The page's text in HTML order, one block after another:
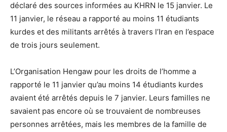
déclaré des sources informées au KHRN le 15 janvier. Le
11 janvier, le réseau a rapporté au moins 11 étudiants
kurdes et des militants arrêtés à travers l’Iran en l’espace
de trois jours seulement.
L’Organisation Hengaw pour les droits de l’homme a
rapporté le 11 janvier qu’au moins 14 étudiants kurdes
avaient été arrêtés depuis le 7 janvier. Leurs familles ne
savaient pas encore où se trouvaient de nombreuses
personnes arrêtées, mais les membres de la famille de